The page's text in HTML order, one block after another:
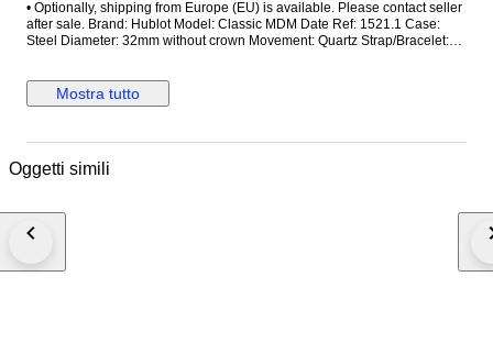
•⁠ ⁠Optionally, shipping from Europe (EU) is available. Please contact seller
after sale. Brand: Hublot Model: Classic MDM Date Ref: 1521.1 Case:
Steel Diameter: 32mm without crown Movement: Quartz Strap/Bracelet:
in the picture is a shooting accessories. Not included. Shipping via Fedex
Mostra tutto
Oggetti simili